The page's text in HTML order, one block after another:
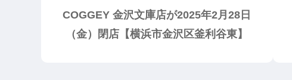
COGGEY 金沢文庫店が2025年2月28日
（金）閉店【横浜市金沢区釜利谷東】